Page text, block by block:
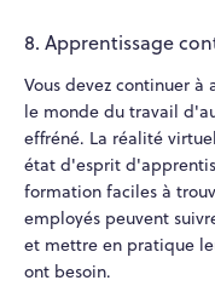
8. Apprentissage
Vous devez continuer
le monde du travail
effréné. La réalité
état d'esprit
formation faciles à
employés peuvent
et mettre en pratique
ont besoin.